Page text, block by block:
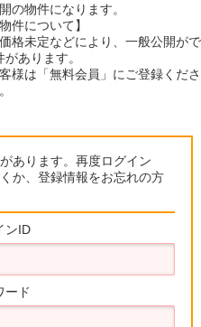
の物件になります。
件について】
格未定などにより、一般公開がで
あります。
様は「無料会員」にご登録くださ
あります。再度ログイン
か、登録情報をお忘れの方
ンID
ード